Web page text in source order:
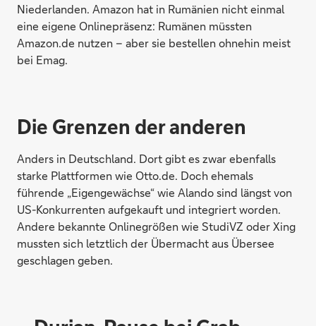
Niederlanden. Amazon hat in Rumänien nicht einmal
eine eigene Onlinepräsenz: Rumänen müssten
Amazon.de nutzen – aber sie bestellen ohnehin meist
bei Emag.
Die Grenzen der anderen
Anders in Deutschland. Dort gibt es zwar ebenfalls
starke Plattformen wie Otto.de. Doch ehemals
führende „Eigengewächse“ wie Alando sind längst von
US-Konkurrenten aufgekauft und integriert worden.
Andere bekannte Onlinegrößen wie StudiVZ oder Xing
mussten sich letztlich der Übermacht aus Übersee
geschlagen geben.